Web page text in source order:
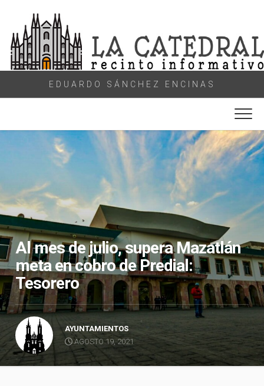
content
EDUARDO SÁNCHEZ ENCINAS
Al mes de julio, supera Mazatlán
meta en cobro de Predial:
Tesorero
AYUNTAMIENTOS
AGOSTO 19, 2021